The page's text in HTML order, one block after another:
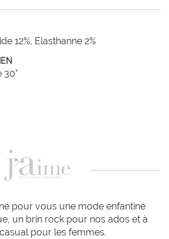
12%, Elasthanne 2%
pour vous une mode enfantine
un brin rock pour nos ados et à
pour les femmes.